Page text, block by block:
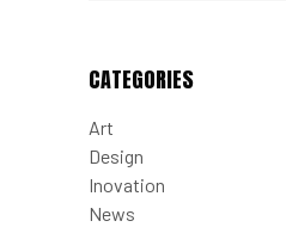
CATEGORIES
Art
Design
Inovation
News